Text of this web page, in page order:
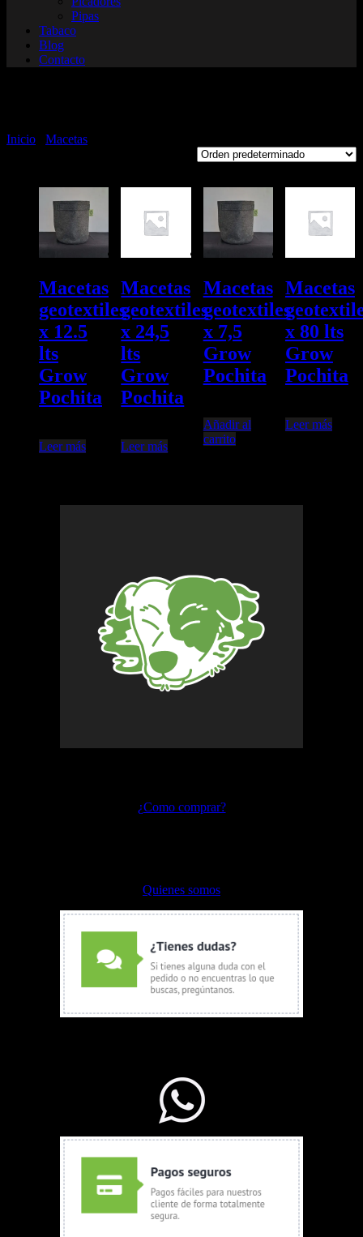
Pipas
Tabaco
Blog
Contacto
Inicio Macetas
Macetas
geotextiles
x 12.5
lts
Grow
Pochita
Leer más
Macetas
geotextiles
x 24,5
lts
Grow
Pochita
Leer más
Macetas
geotextiles
x 7,5
Grow
Pochita
Añadir al
carrito
Macetas
x 80 lts
Grow
Pochita
Leer más
¿Como comprar?
Quienes somos